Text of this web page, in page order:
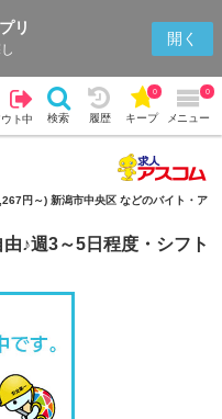
リ
開く
ト中 検索 履歴 キープ
0
メニュー
0
履歴
円～) 新潟市中央区 などのバイト・ア
♪週3～5日程度・シフト